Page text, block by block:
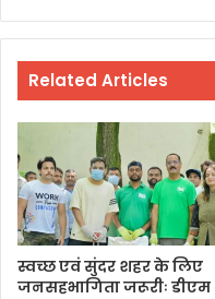
Related Articles
स्वच्छ एवं सुंदर शहर के लिए
जनसहभागिता जरूरीः डीएम